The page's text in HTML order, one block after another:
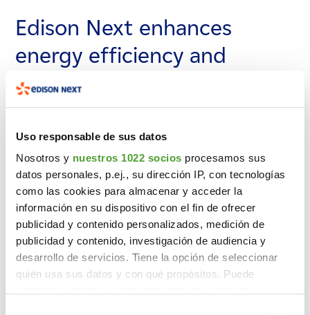
Uso responsable de sus datos
Nosotros y nuestros 1022 socios procesamos sus
datos personales, p.ej., su dirección IP, con tecnologías
como las cookies para almacenar y acceder la
información en su dispositivo con el fin de ofrecer
publicidad y contenido personalizados, medición de
publicidad y contenido, investigación de audiencia y
desarrollo de servicios. Tiene la opción de seleccionar
quién usa sus datos y con qué propósitos. Puede
Edison Next enhances
energy efficiency and
reliability at the Port of
Palma
June 12, 2026
Edison Next enhances
energy efficiency and
reliability at the Port of
Palma
June 12, 2026
Edison Next enhances
energy efficiency and
reliability at the Port of
Palma
June 12, 2026